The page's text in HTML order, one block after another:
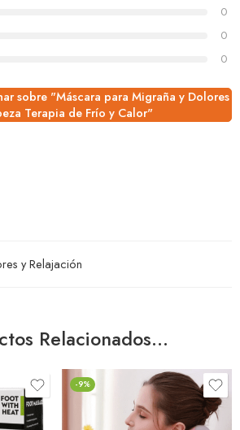
0
0
0
sobre "Máscara para Migraña y Dolores
Terapia de Frío y Calor"
y Relajación
Relacionados…
-9%